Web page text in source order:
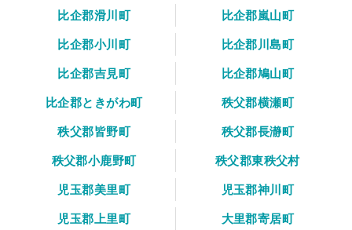
比企郡滑川町
比企郡嵐山町
比企郡小川町
比企郡川島町
比企郡吉見町
比企郡鳩山町
比企郡ときがわ町
秩父郡横瀬町
秩父郡皆野町
秩父郡長瀞町
秩父郡小鹿野町
秩父郡東秩父村
児玉郡美里町
児玉郡神川町
児玉郡上里町
大里郡寄居町